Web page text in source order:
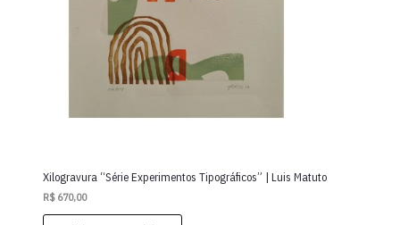
Xilogravura “Série Experimentos Tipográficos” | Luis Matuto
R$ 670,00